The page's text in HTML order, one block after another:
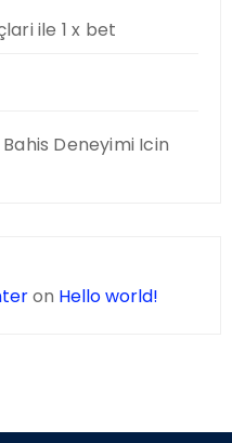
ile 1 x bet
Deneyimi Icin
on Hello world!